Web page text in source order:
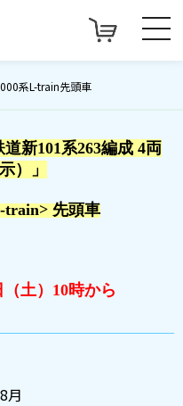
系L-train先頭車
道新101系263編成 4両
）」
train> 先頭車
（土）10時から
月